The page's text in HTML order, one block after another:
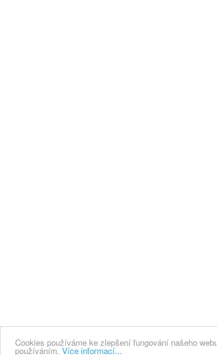
Cookies používáme ke zlepšení fungování našeho
používáním. Více informací...